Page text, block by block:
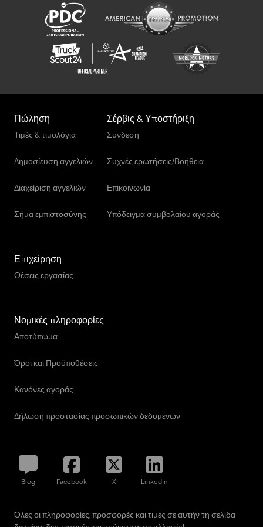
πόρτες, ΧΡΩΜΑ: ΛΕΥΚΟ, ΕΤΟΣ: 2020-01, ΧΙΛΙΟΜΕΤΡΑ: 253.174,
ΜΕΤΑΞΟΝΙΟ: 4.185, Μικτό βάρος: 7.500 kg, ΚΥΒΙΣΜΟΣ: 4.485 cc,
Euro 6, ΚΑΥΣΙΜΟ: Diesel. Crsdpfsy R Hzpox Agfef
Πώληση
Τιμές & τιμολόγια
Δημοσίευση αγγελιών
Διαχείριση αγγελιών
Σήμα εμπιστοσύνης
Σέρβις & Υποστήριξη
Σύνδεση
Συχνές ερωτήσεις/Βοήθεια
Επικοινωνία
Υπόδειγμα συμβολαίου αγοράς
Επιχείρηση
Θέσεις εργασίας
Νομικές πληροφορίες
Αποτύπωμα
Όροι και Προϋποθέσεις
Κανόνες αγοράς
Δήλωση προστασίας προσωπικών δεδομένων
Blog Facebook X LinkedIn
Όλες οι πληροφορίες, προσφορές και τιμές σε αυτήν τη σελίδα